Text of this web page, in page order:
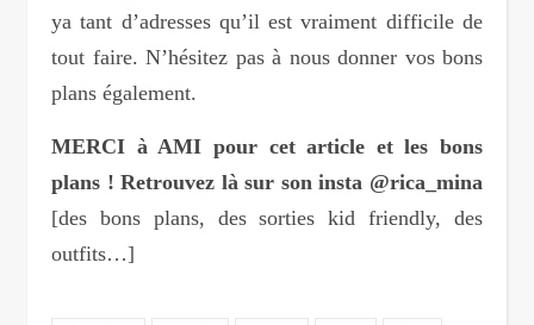
ya tant d’adresses qu’il est vraiment difficile de
tout faire. N’hésitez pas à nous donner vos bons
plans également.
MERCI à AMI pour cet article et les bons
plans ! Retrouvez là sur son insta @rica_mina
[des bons plans, des sorties kid friendly, des
outfits…]